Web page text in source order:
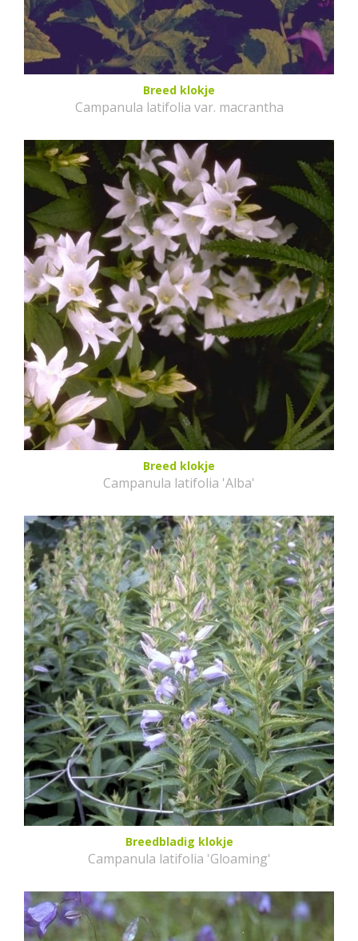
Breed klokje
Campanula latifolia var. macrantha
Breed klokje
Campanula latifolia 'Alba'
Breedbladig klokje
Campanula latifolia 'Gloaming'